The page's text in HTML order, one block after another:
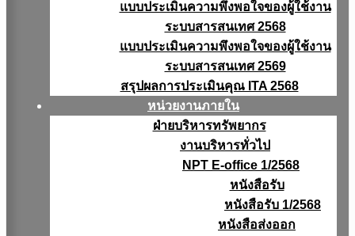
แบบประเมินความพึงพอใจของผู้ใช้งาน
ระบบสารสนเทศ 2568
แบบประเมินความพึงพอใจของผู้ใช้งาน
ระบบสารสนเทศ 2569
สรุปผลการประเมินคุณ ITA 2568
หน่วยงานภายใน
ฝ่ายบริหารทรัพยากร
งานบริหารทั่วไป
NPT E-office 1/2568
หนังสือรับ
หนังสือรับ 1/2568
หนังสือส่งออก